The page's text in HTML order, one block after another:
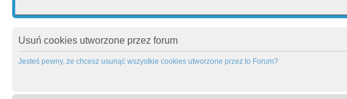
Usuń cookies utworzone przez forum
Jesteś pewny, że chcesz usunąć wszystkie cookies utworzone przez to Forum?